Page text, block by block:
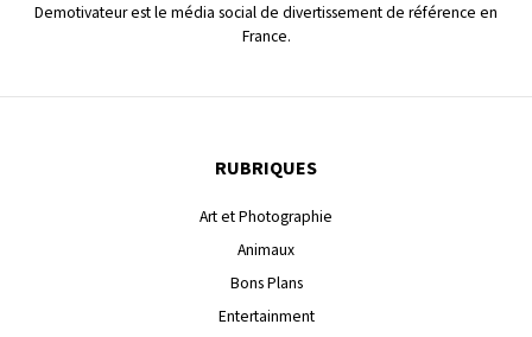
Demotivateur est le média social de divertissement de référence en
France.
RUBRIQUES
Art et Photographie
Animaux
Bons Plans
Entertainment